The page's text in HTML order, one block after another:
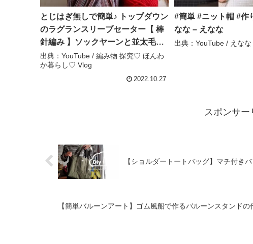
とじはぎ無しで簡単♪ トップダウン
のラグランスリーブセーター【 棒
針編み 】ソックヤーンと並太毛糸
を引き揃えて編んでみます♪ 【
Part.１ 作り目を編みます♪ 】 ～
編み物 Vlog 79～ – 編み物 探究♡
出典：YouTube / 編み物 探究♡ ほんわ
か暮らし♡ Vlog
2022.10.27
#簡単 #ニット帽 #作
なな – えなな
出典：YouTube / えなな
スポンサー
【ショルダートートバッグ】マチ付き
【簡単バルーンアート】ゴム風船で作るバルーンスタンド